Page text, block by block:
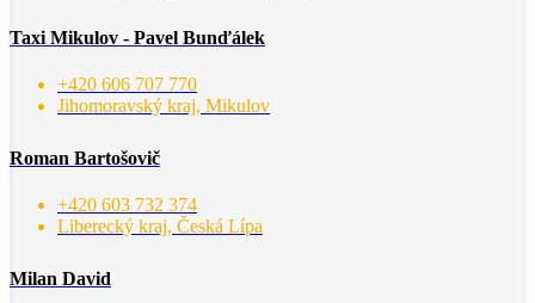
Taxi Mikulov - Pavel Bunďálek
+420 606 707 770
Jihomoravský kraj, Mikulov
Roman Bartošovič
+420 603 732 374
Liberecký kraj, Česká Lípa
Milan David